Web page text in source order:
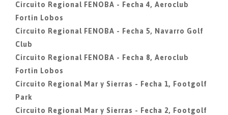
Circuito Regional FENOBA - Fecha 4, Aeroclub
Fortin Lobos
Circuito Regional FENOBA - Fecha 5, Navarro Golf
Club
Circuito Regional FENOBA - Fecha 8, Aeroclub
Fortin Lobos
Circuito Regional Mar y Sierras - Fecha 1, Footgolf
Park
Circuito Regional Mar y Sierras - Fecha 2, Footgolf